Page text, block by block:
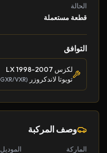
الحالة
قطعة مستعملة
التوافق
لكزس LX 1998-2007
تويوتا لاندكروزر (GXR/VXR)
وصف المركبة
الماركة الموديل